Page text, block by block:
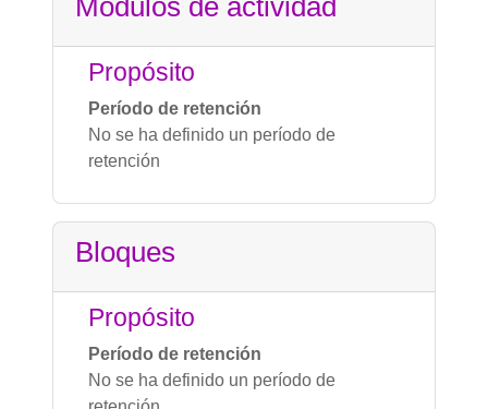
Módulos de actividad
Propósito
Período de retención
No se ha definido un período de
retención
Bloques
Propósito
Período de retención
No se ha definido un período de